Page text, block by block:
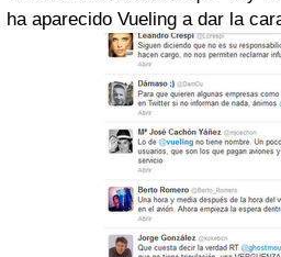
ha aparecido Vueling a dar la